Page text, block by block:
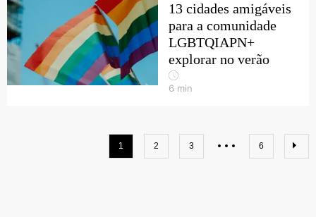
13 cidades amigáveis
para a comunidade
LGBTQIAPN+
explorar no verão
6 min
1 2 3 6